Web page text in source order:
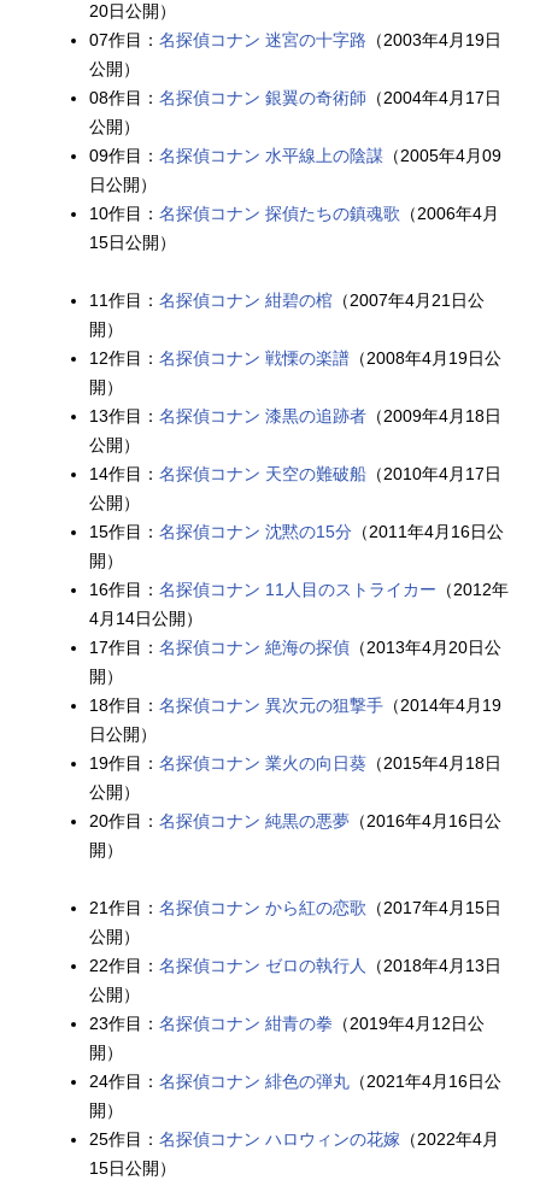
20日公開）
07作目： 名探偵コナン 迷宮の十字路 （2003年4月19日
公開）
08作目： 名探偵コナン 銀翼の奇術師 （2004年4月17日
公開）
09作目： 名探偵コナン 水平線上の陰謀 （2005年4月09
日公開）
10作目： 名探偵コナン 探偵たちの鎮魂歌 （2006年4月
15日公開）
11作目： 名探偵コナン 紺碧の棺 （2007年4月21日公
開）
12作目： 名探偵コナン 戦慄の楽譜 （2008年4月19日公
開）
13作目： 名探偵コナン 漆黒の追跡者 （2009年4月18日
公開）
14作目： 名探偵コナン 天空の難破船 （2010年4月17日
公開）
15作目： 名探偵コナン 沈黙の15分 （2011年4月16日公
開）
16作目： 名探偵コナン 11人目のストライカー （2012年
4月14日公開）
17作目： 名探偵コナン 絶海の探偵 （2013年4月20日公
開）
18作目： 名探偵コナン 異次元の狙撃手 （2014年4月19
日公開）
19作目： 名探偵コナン 業火の向日葵 （2015年4月18日
公開）
20作目： 名探偵コナン 純黒の悪夢 （2016年4月16日公
開）
21作目： 名探偵コナン から紅の恋歌 （2017年4月15日
公開）
22作目： 名探偵コナン ゼロの執行人
（2018年4月13日
公開）
23作目： 名探偵コナン 紺青の拳 （2019年4月12日公
開）
24作目： 名探偵コナン 緋色の弾丸 （2021年4月16日公
開）
25作目： 名探偵コナン ハロウィンの花嫁 （2022年4月
15日公開）